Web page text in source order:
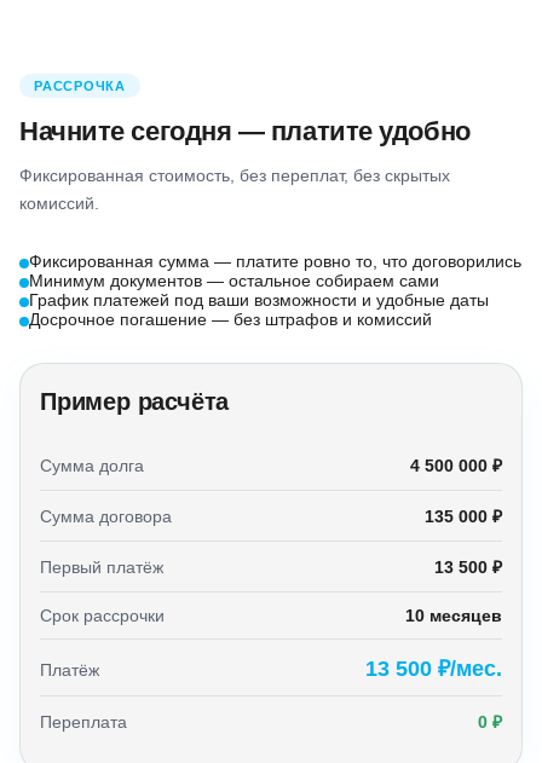
РАССРОЧКА
Начните сегодня — платите удобно
Фиксированная стоимость, без переплат, без скрытых
комиссий.
Фиксированная сумма — платите ровно то, что договорились
Минимум документов — остальное собираем сами
График платежей под ваши возможности и удобные даты
Досрочное погашение — без штрафов и комиссий
Пример расчёта
Сумма долга 4 500 000 ₽
Сумма договора 135 000 ₽
Первый платёж 13 500 ₽
Срок рассрочки 10 месяцев
Платёж 13 500 ₽/мес.
Переплата 0 ₽